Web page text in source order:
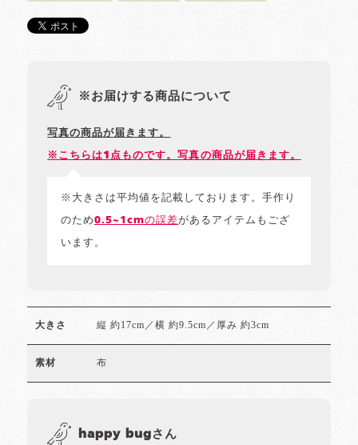
※お届けする商品について
写真の商品が届きます。
※こちらは1点ものです。写真の商品が届きます。
※大きさは平均値を記載しております。手作り
のため0.5~1cmの誤差があるアイテムもござ
います。
大きさ 縦 約17cm／横 約9.5cm／厚み 約3cm
素材 布
happy bugさん